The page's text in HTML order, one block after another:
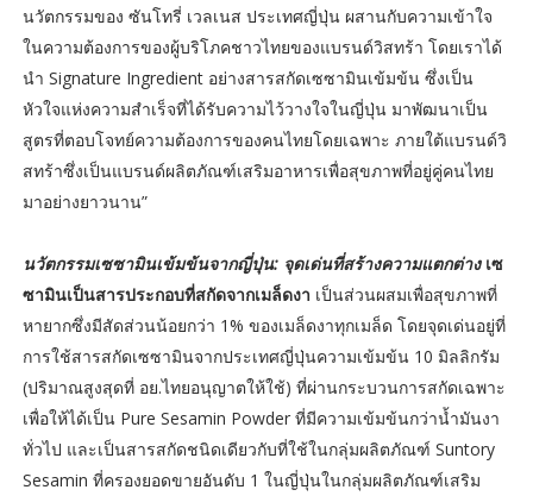
นวัตกรรมของ ซันโทรี่ เวลเนส ประเทศญี่ปุ่น ผสานกับความเข้าใจ
ในความต้องการของผู้บริโภคชาวไทยของแบรนด์วิสทร้า โดยเราได้
นำ Signature Ingredient อย่างสารสกัดเซซามินเข้มข้น ซึ่งเป็น
หัวใจแห่งความสำเร็จที่ได้รับความไว้วางใจในญี่ปุ่น มาพัฒนาเป็น
สูตรที่ตอบโจทย์ความต้องการของคนไทยโดยเฉพาะ ภายใต้แบรนด์วิ
สทร้าซึ่งเป็นแบรนด์ผลิตภัณฑ์เสริมอาหารเพื่อสุขภาพที่อยู่คู่คนไทย
มาอย่างยาวนาน”
นวัตกรรมเซซามินเข้มข้นจากญี่ปุ่น: จุดเด่นที่สร้างความแตกต่าง เซ
ซามินเป็นสารประกอบที่สกัดจากเมล็ดงา เป็นส่วนผสมเพื่อสุขภาพที่
หายากซึ่งมีสัดส่วนน้อยกว่า 1% ของเมล็ดงาทุกเมล็ด โดยจุดเด่นอยู่ที่
การใช้สารสกัดเซซามินจากประเทศญี่ปุ่นความเข้มข้น 10 มิลลิกรัม
(ปริมาณสูงสุดที่ อย.ไทยอนุญาตให้ใช้) ที่ผ่านกระบวนการสกัดเฉพาะ
เพื่อให้ได้เป็น Pure Sesamin Powder ที่มีความเข้มข้นกว่าน้ำมันงา
ทั่วไป และเป็นสารสกัดชนิดเดียวกับที่ใช้ในกลุ่มผลิตภัณฑ์ Suntory
Sesamin ที่ครองยอดขายอันดับ 1 ในญี่ปุ่นในกลุ่มผลิตภัณฑ์เสริม